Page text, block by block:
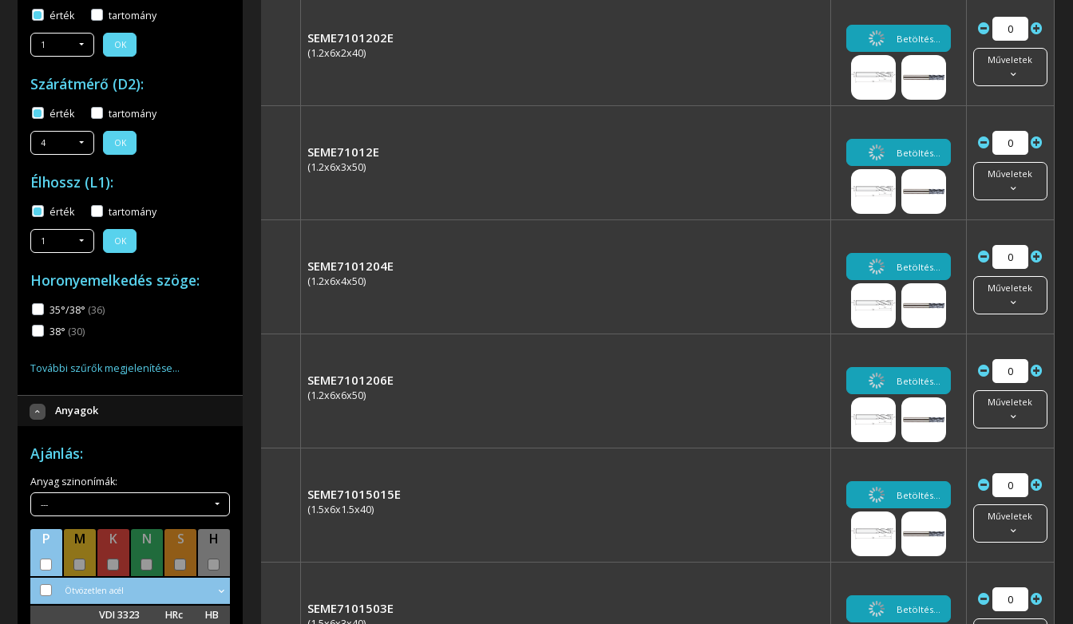
érték tartomány
1 OK
Szárátmérő (D2):
érték tartomány
4 OK
Élhossz (L1):
érték tartomány
1 OK
Horonyemelkedés szöge:
35°/38° (36)
38° (30)
További szűrők megjelenítése…
Anyagok
Ajánlás:
Anyag szinonímák:
---
P M K N S H
Ötvözetlen acél
VDI 3323 HRc
HB
SEME7101202E
(1.2x6x2x40)
Betöltés...
Műveletek
SEME71012E
(1.2x6x3x50)
Betöltés...
Műveletek
SEME7101204E
(1.2x6x4x50)
Betöltés...
Műveletek
SEME7101206E
(1.2x6x6x50)
Betöltés...
Műveletek
SEME71015015E
(1.5x6x1.5x40)
Betöltés...
Műveletek
SEME7101503E
Betöltés...